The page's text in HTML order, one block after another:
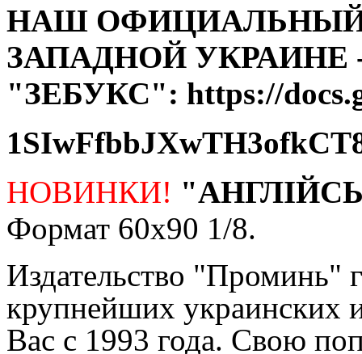
НАШ ОФИЦИАЛЬНЫЙ
ЗАПАДНОЙ
"ЗЕБУКС": https://
НОВИНКИ! "
Формат 60х90 1/8.
Издательство "Проминь"
крупнейших украинских